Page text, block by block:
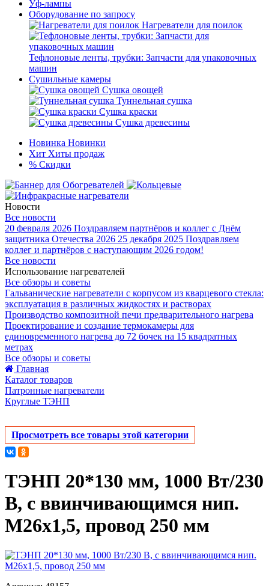
Уф-лампы
Оборудование по запросу
Нагреватели для поилок
Тефлоновые ленты, трубки: Запчасти для упаковочных
машин
Сушильные камеры
Сушка овощей
Туннельная сушка
Сушка краски
Сушка древесины
Новинка Новинки
Хит Хиты продаж
% Скидки
Новости
Все новости
20 февраля 2026 Поздравляем партнёров и коллег с Днём
защитника Отечества 2026 25 декабря 2025 Поздравляем
коллег и партнёров с наступающим 2026 годом!
Все новости
Использование нагревателей
Все обзоры и советы
Гальванические нагреватели с корпусом из кварцевого стекла:
эксплуатация в различных жидкостях и растворах
Производство композитной печи предварительного нагрева
Проектирование и создание термокамеры для
единовременного нагрева до 72 бочек на 15 квадратных
метрах
Все обзоры и советы
Главная
Каталог товаров
Патронные нагреватели
Круглые ТЭНП
Просмотреть все товары этой категории
ТЭНП 20*130 мм, 1000 Вт/230
В, с ввинчивающимся нип.
М26х1,5, провод 250 мм